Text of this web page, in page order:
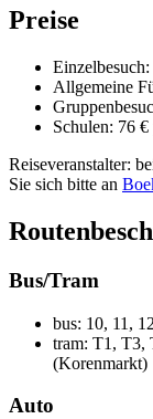
Preise
Allgemeine
Schulen: 76
Reiseveranstalter:
Sie sich bitte an
Bus/Tram
bus: 10, 11,
tram: T1, T3,
(Korenmarkt)
Auto